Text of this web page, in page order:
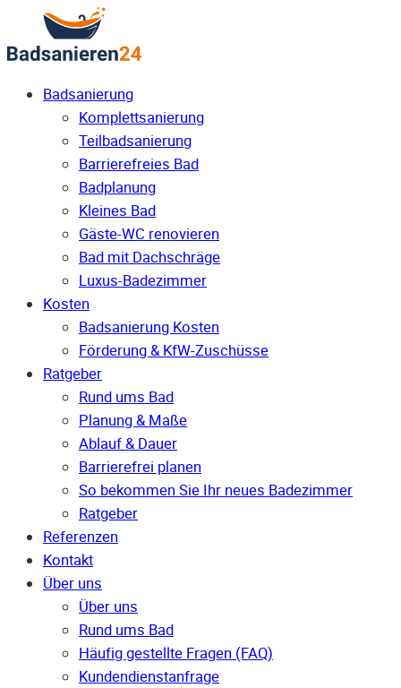
Badsanierung
Komplettsanierung
Teilbadsanierung
Barrierefreies Bad
Badplanung
Kleines Bad
Gäste-WC renovieren
Bad mit Dachschräge
Luxus-Badezimmer
Kosten
Badsanierung Kosten
Förderung & KfW-Zuschüsse
Ratgeber
Rund ums Bad
Planung & Maße
Ablauf & Dauer
Barrierefrei planen
So bekommen Sie Ihr neues Badezimmer
Ratgeber
Referenzen
Kontakt
Über uns
Über uns
Rund ums Bad
Häufig gestellte Fragen (FAQ)
Kunden­dienst­anfrage